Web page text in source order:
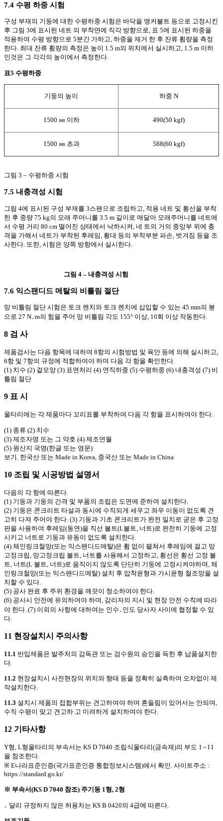
7.4 수평 하중 시험
구성 부재의 기둥에 대한 수평하중 시험은 바닥을 앵커볼트 등으로 고정시킨
후 그림 3에 표시된 네트 의 부착면에 직각 방향으로, 표 5에 표시된 하중을
적용하여 수평 방향으로 5분간 가하고, 하중을 제거 한 후 잔류 휨량을 측정
한다. 최대 잔류 휨량의 측정은 높이 1.5 m의 위치에서 실시하고, 1.5 m 이하
인것은 그 각각의 높이에서 측정한다.
표5 수평하중
기둥의 높이 하중 N
1500 ㎜ 이하 490(50 kgf)
1500 ㎜ 초과 588(60 kgf)
그림 3 – 수평하중 시험
7.5 내충격성 시험
그림 4에 표시된 구성 부재를 3스팬으로 조립하고, 적용 네트 및 횡선을 부착
한 후 중량 75 kg의 모래 주머니를 3.5 m 길이로 매달아 모래주머니를 네트에
서 수평 거리 80 cm 떨어진 상태에서 낙하시켜, 네 트의 거의 중앙부 위에 충
격을 가해서 네트가 부착된 후레임, 횡대 등의 부착부분 파손, 벗겨짐 등을 조
사한다. 또한, 시험은 양쪽 방향에서 실시한다.
그림 4 – 내충격성 시험
7.6 익스팬디드 메탈의 비틀림 절단
망 비틀림 절단 시험은 토크 렌치와 토크 렌치에 삽입할 수 있는 45 mm의 봉
으로 27 N․ m의 힘을 주어 망 비틀림 각도 155° 이상, 10회 이상 작동한다.
8 검 사
제품검사는 다음 항목에 대하여 8항의 시험방법 및 육안 등에 의해 실시하고,
6항 및 7항의 규정에 적합하여야 하며 다음 각 항을 확인한다.
(1) 치수 (2) 겉모양 (3) 표면처리 (4) 연직하중 (5) 수평하중 (6) 내충격성 (7) 비
틀림 절단
9 표 시
울타리에는 각 제품마다 꼬리표를 부착하여 다음 각 항을 표시하여야 한다.
(1) 종류 (2) 치수
(3) 제조자명 또는 그 약호 (4) 제조연월
(5) 원산지 국명(한글 또는 영문)
보기. 한국산 또는 Made in Korea, 중국산 또는 Made in China
10 조립 및 시공방법 설명서
다음의 각 항에 따른다.
(1) 기둥과 기둥의 간격 및 부품의 조립은 도면에 준하여 설치한다.
(2) 기둥은 콘크리트 타설과 동시에 수직되게 세우고 좌우 이동이 없도록 견
고히 다져 주어야 한다. (3) 기둥과 기초 콘크리트가 완전 일치로 굳은 후 고정
판을 사용하여 후레임(동연)을 직선 볼트(L볼트, 너트)로 완전히 기둥에 고정
시키고 너트로 기둥과 유동이 없도록 설치한다.
(4) 체인링크철망(또는 익스팬디드메탈)은 휨 없이 펼쳐서 후레임에 걸고 망
고정크립, 망고정크립 볼트, 너트를 사용해서 고정하고, 횡선은 횡선 고정 볼
트, 너트(L 볼트, 너트)로 움직이지 않도록 단단히 기둥에 고정시켜야하며, 체
인링크철망(또는 익스팬디드메탈) 설치 후 압착윤형과 가시윤형 철조망을 설
치할 수 있다.
(5) 공사 완료 후 주위 환경을 깨끗이 청소하여야 한다.
(6) 공사시 안전에 유의하여야 하며, 감리자의 지시 및 현장 안전 수칙에 따라
야 한다. (7) 이외의 사항에 대하여는 인수 ․ 인도 당사자 사이에 협정할 수 있
다.
11 현장설치시 주의사항
11.1 반입제품은 발주처의 감독관 또는 검수원의 승인을 득한 후 납품설치한
다.
11.2 현장설치시 사전현장의 위치와 형태 등을 정확히 실측하여 오차없이 제
작설치한다.
11.3 설치시 제품의 접합부위는 견고하여야 하며 흔들림이 있어서는 안되며,
수직 수평이 맞고 견고하 고 미려하게 설치하여야 한다.
12 기타사항
Y형, L형울타리의 부속서는 KS D 7040 조립식울타리(금속제)의 부도 1∼11
을 참조한다.
※ E나라표준인증(국가표준인증 통합정보시스템)에서 확인. 사이트주소 :
https://standard.go.kr/
※ 부속서(KS D 7040 참조) 주기둥 1형, 2형
․ 달리 규정하지 않은 허용차는 KS B 0420의 4급에 따른다.